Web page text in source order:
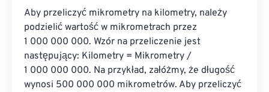
Aby przeliczyć mikrometry na kilometry, należy
podzielić wartość w mikrometrach przez
1 000 000 000. Wzór na przeliczenie jest
następujący: Kilometry = Mikrometry /
1 000 000 000. Na przykład, załóżmy, że długość
wynosi 500 000 000 mikrometrów. Aby przeliczyć